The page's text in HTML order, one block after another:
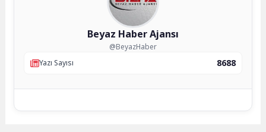
Beyaz Haber Ajansı
@BeyazHaber
Yazı Sayısı
8688